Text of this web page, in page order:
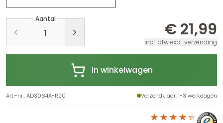
Aantal
€ 21,99
incl. btw excl. verzending
In winkelwagen
Art.-nr.:AD3064A-R20 Verzendklaar: 1-3 werkdagen